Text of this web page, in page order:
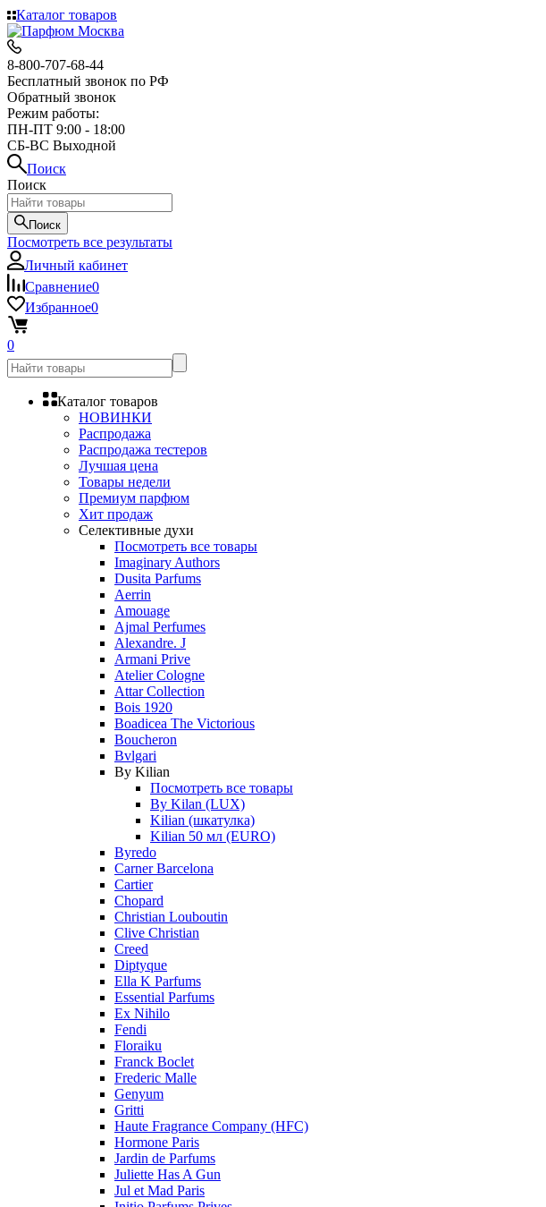
Каталог товаров
8-800-707-68-44
Бесплатный звонок по РФ
Обратный звонок
Режим работы:
ПН-ПТ 9:00 - 18:00
СБ-ВС Выходной
Поиск
Поиск
Поиск
Посмотреть все результаты
Личный кабинет
Сравнение0
Избранное0
0
Каталог товаров
НОВИНКИ
Распродажа
Распродажа тестеров
Лучшая цена
Товары недели
Премиум парфюм
Хит продаж
Селективные духи
Посмотреть все товары
Imaginary Authors
Dusita Parfums
Aerrin
Amouage
Ajmal Perfumes
Alexandre. J
Armani Prive
Atelier Cologne
Attar Collection
Bois 1920
Boadicea The Victorious
Boucheron
Bvlgari
By Kilian
Посмотреть все товары
By Kilan (LUX)
Kilian (шкатулка)
Kilian 50 мл (EURO)
Byredo
Carner Barcelona
Cartier
Chopard
Christian Louboutin
Clive Christian
Creed
Diptyque
Ella K Parfums
Essential Parfums
Ex Nihilo
Fendi
Floraiku
Franck Boclet
Frederic Malle
Genyum
Gritti
Haute Fragrance Company (HFC)
Hormone Paris
Jardin de Parfums
Juliette Has A Gun
Jul et Mad Paris